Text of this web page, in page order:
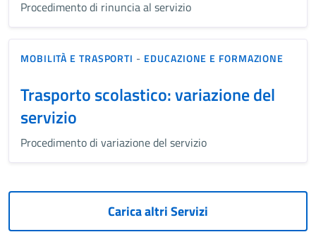
Procedimento di rinuncia al servizio
MOBILITÀ E TRASPORTI - EDUCAZIONE E FORMAZIONE
Trasporto scolastico: variazione del
servizio
Procedimento di variazione del servizio
Carica altri Servizi